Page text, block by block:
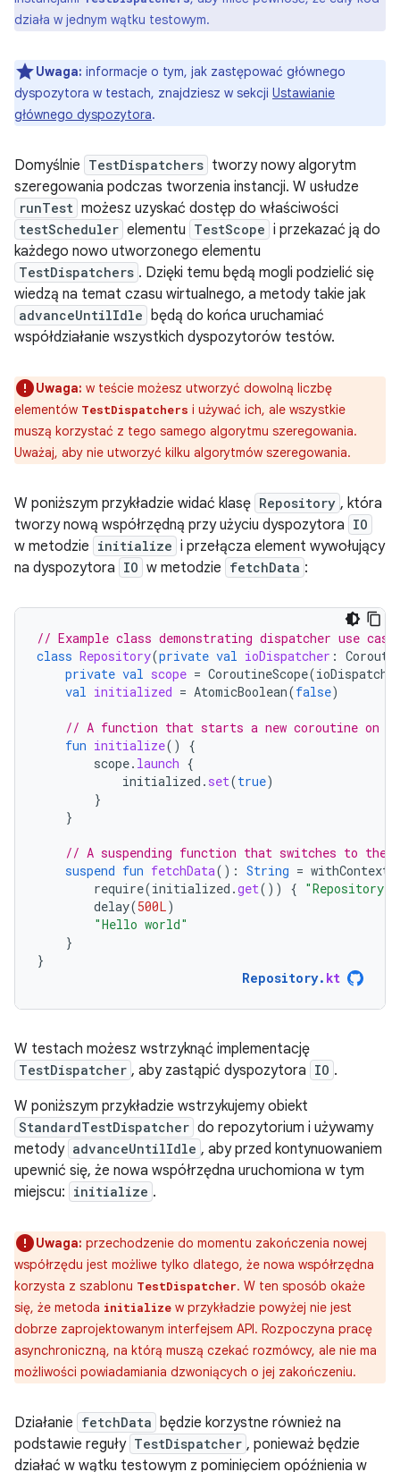
działa w jednym wątku testowym.
Uwaga: informacje o tym, jak zastępować głównego
dyspozytora w testach, znajdziesz w sekcji Ustawianie
głównego dyspozytora.
Domyślnie TestDispatchers tworzy nowy algorytm
szeregowania podczas tworzenia instancji. W usłudze
runTest możesz uzyskać dostęp do właściwości
testScheduler elementu TestScope i przekazać ją do
każdego nowo utworzonego elementu
TestDispatchers . Dzięki temu będą mogli podzielić się
wiedzą na temat czasu wirtualnego, a metody takie jak
advanceUntilIdle będą do końca uruchamiać
współdziałanie wszystkich dyspozytorów testów.
Uwaga: w teście możesz utworzyć dowolną liczbę
elementów TestDispatchers i używać ich, ale wszystkie
muszą korzystać z tego samego algorytmu szeregowania.
Uważaj, aby nie utworzyć kilku algorytmów szeregowania.
W poniższym przykładzie widać klasę Repository , która
tworzy nową współrzędną przy użyciu dyspozytora IO
w metodzie initialize i przełącza element wywołujący
na dyspozytora IO w metodzie fetchData :
// Example class demonstrating dispatcher use
class Repository(private val ioDispatcher :
private val scope = CoroutineScope(
val initialized = AtomicBoolean(false)
// A function that starts a new coroutine on
fun initialize()
{
scope. launch {
initialized . set(true)
}
}
// A suspending function that switches to the
suspend fun fetchData(): String = withContext
require(initialized .get()) {
delay(500L)
"Hello world"
}
}
Repository. kt
W testach możesz wstrzyknąć implementację
TestDispatcher , aby zastąpić dyspozytora IO .
W poniższym przykładzie wstrzykujemy obiekt
StandardTestDispatcher do repozytorium i używamy
metody advanceUntilIdle , aby przed kontynuowaniem
upewnić się, że nowa współrzędna uruchomiona w tym
miejscu: initialize .
Uwaga: przechodzenie do momentu zakończenia nowej
współrzędu jest możliwe tylko dlatego, że nowa współrzędna
korzysta z szablonu TestDispatcher. W ten sposób okaże
się, że metoda initialize w przykładzie powyżej nie jest
dobrze zaprojektowanym interfejsem API. Rozpoczyna pracę
asynchroniczną, na którą muszą czekać rozmówcy, ale nie ma
możliwości powiadamiania dzwoniących o jej zakończeniu.
Działanie fetchData będzie korzystne również na
podstawie reguły TestDispatcher , ponieważ będzie
działać w wątku testowym z pominięciem opóźnienia w